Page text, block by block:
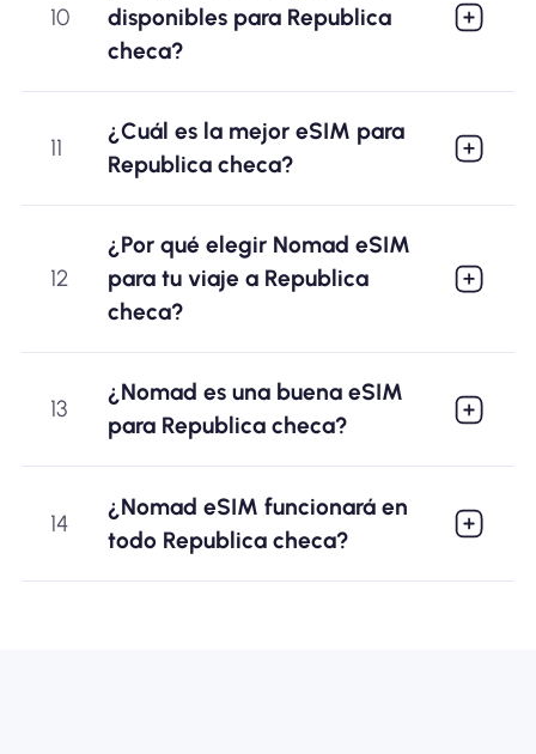
10
disponibles para Republica
checa?
11
¿Cuál es la mejor eSIM para
Republica checa?
12
¿Por qué elegir Nomad eSIM
para tu viaje a Republica
checa?
13
¿Nomad es una buena eSIM
para Republica checa?
14
¿Nomad eSIM funcionará en
todo Republica checa?